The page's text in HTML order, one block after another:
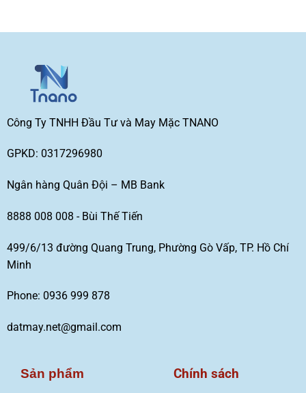
Công Ty TNHH Đầu Tư và May Mặc TNANO
GPKD: 0317296980
Ngân hàng Quân Đội – MB Bank
8888 008 008 - Bùi Thế Tiến
499/6/13 đường Quang Trung, Phường Gò Vấp, TP. Hồ Chí
Minh
Phone: 0936 999 878
datmay.net@gmail.com
Sản phẩm Chính sách